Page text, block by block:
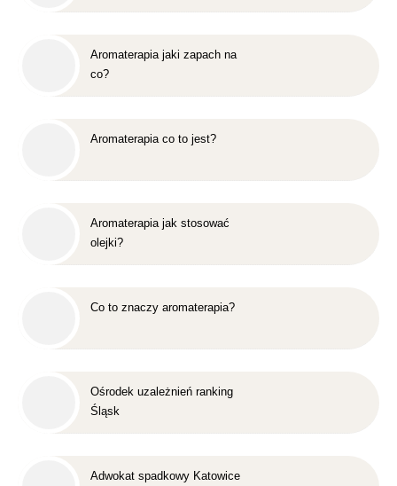
Aromaterapia jaki zapach na
co?
Aromaterapia co to jest?
Aromaterapia jak stosować
olejki?
Co to znaczy aromaterapia?
Ośrodek uzależnień ranking
Śląsk
Adwokat spadkowy Katowice